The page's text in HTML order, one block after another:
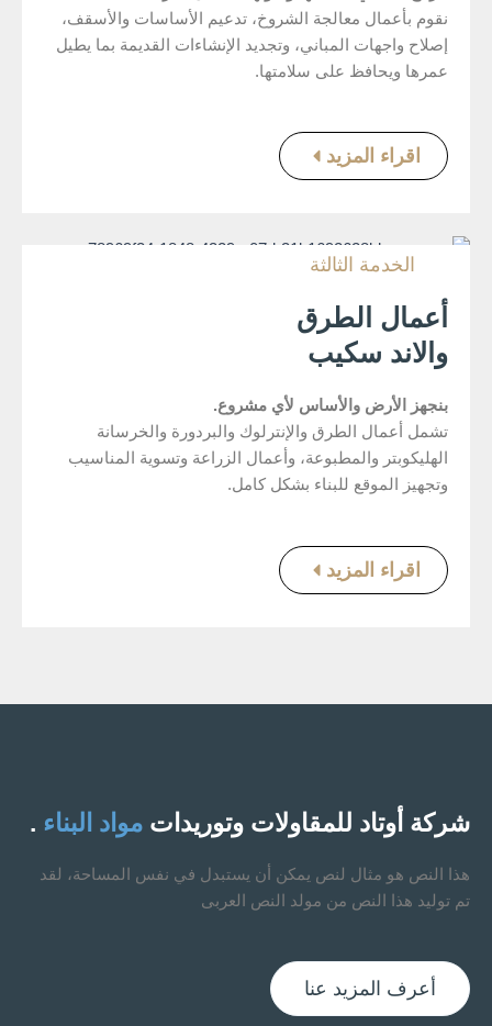
نقوم بأعمال معالجة الشروخ، تدعيم الأساسات والأسقف،
إصلاح واجهات المباني، وتجديد الإنشاءات القديمة بما يطيل
عمرها ويحافظ على سلامتها.
اقراء المزيد
الخدمة الثالثة
أعمال الطرق
والاند سكيب
بنجهز الأرض والأساس لأي مشروع.
تشمل أعمال الطرق والإنترلوك والبردورة والخرسانة
الهليكوبتر والمطبوعة، وأعمال الزراعة وتسوية المناسيب
وتجهيز الموقع للبناء بشكل كامل.
اقراء المزيد
شركة أوتاد للمقاولات وتوريدات مواد البناء .
هذا النص هو مثال لنص يمكن أن يستبدل في نفس المساحة، لقد
تم توليد هذا النص من مولد النص العربى
أعرف المزيد عنا